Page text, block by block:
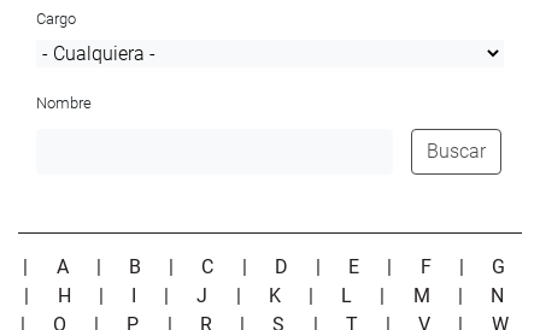
Cargo
Nombre
Buscar
| A | B | C | D | E | F | G
| H | I |J | K | L | M | N
| O | P | R |S | T |V | W